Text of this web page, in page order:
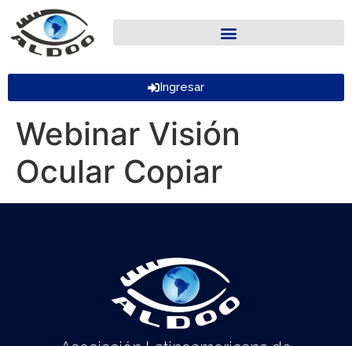
Ingresar
Webinar Visión
Ocular Copiar